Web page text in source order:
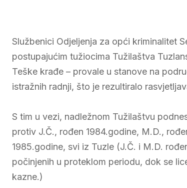
Službenici Odjeljenja za opći kriminalitet
postupajućim tužiocima Tužilaštva
Teške krađe – provale u stanove na
istražnih radnji, što je rezultiralo
S tim u vezi, nadležnom Tužilaštvu
protiv J.Č., rođen 1984.godine, M.D.,
1985.godine, svi iz Tuzle (J.Č. i M.D.
počinjenih u proteklom periodu, dok se
kazne.)